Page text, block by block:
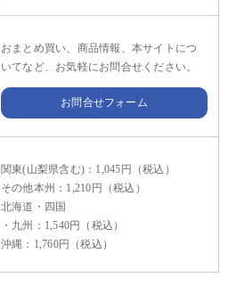
おまとめ買い、商品情報、本サイトにつ
いてなど、お気軽にお問合せください。
お問合せフォーム
関東(山梨県含む)：1,045円（税込）
その他本州：1,210円（税込）
北海道・四国
・九州：1,540円（税込）
沖縄：1,760円（税込）